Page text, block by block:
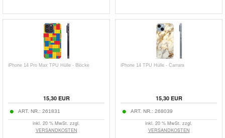
iPhone 14 Pro Max TPU Hülle - Blöcke
15,30 EUR
ART. NR.: 261831
inkl. 20 % MwSt. zzgl.
VERSANDKOSTEN
iPhone 14 TPU Hülle - Carrara
15,30 EUR
ART. NR.: 268039
inkl. 20 % MwSt. zzgl.
VERSANDKOSTEN